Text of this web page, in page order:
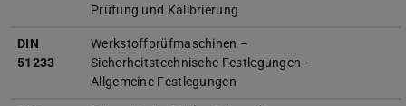
Prüfung und Kalibrierung
DIN
51233
Werkstoffprüfmaschinen –
Sicherheitstechnische Festlegungen –
Allgemeine Festlegungen